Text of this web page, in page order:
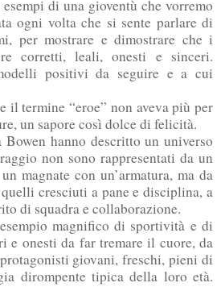
di una gioventù che vorremo
ogni volta che si sente parlare di
per mostrare e dimostrare che i
corretti, leali, onesti e sinceri.
positivi da seguire e a cui
il termine “eroe” non aveva più per
un sapore così dolce di felicità.
hanno descritto un universo
non sono rappresentati da un
magnate con un’armatura, ma da
cresciuti a pane e disciplina, a
di squadra e collaborazione.
magnifico di sportività e di
e onesti da far tremare il cuore, da
giovani, freschi, pieni di
dirompente tipica della loro età.